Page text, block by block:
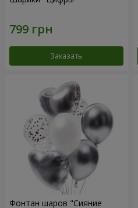
Заказать
Фонтан шаров "Сияние